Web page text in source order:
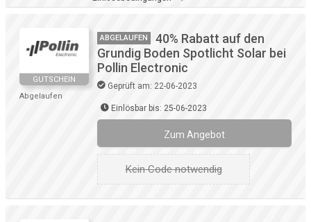
GUTSCHEIN
Abgelaufen
ABGELAUFEN
40% Rabatt auf den
Grundig Boden Spotlicht Solar bei
Pollin Electronic
Geprüft am: 22-06-2023
Einlösbar bis: 25-06-2023
Zum Angebot
Kein Code notwendig